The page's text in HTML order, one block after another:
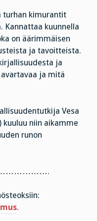
turhan kimurantit
kuunnella
on äärimmäisen
ja tavoitteista.
ja
ja mitä
Vesa
kuuluu niin aikamme
runon
.